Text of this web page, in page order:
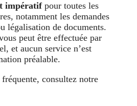
impératifpour toutes les
notamment les demandes
légalisation de documents.
peut être effectuée par
et aucun service n’est
préalable.
consultez notre